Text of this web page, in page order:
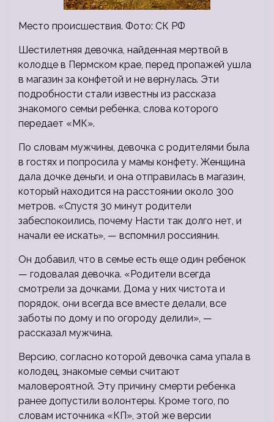
Место происшествия. Фото: СК РФ
Шестилетняя девочка, найденная мертвой в
колодце в Пермском крае, перед пропажей ушла
в магазин за конфетой и не вернулась. Эти
подробности стали известны из рассказа
знакомого семьи ребенка, слова которого
передает «МК».
По словам мужчины, девочка с родителями была
в гостях и попросила у мамы конфету. Женщина
дала дочке деньги, и она отправилась в магазин,
который находится на расстоянии около 300
метров. «Спустя 30 минут родители
забеспокоились, почему Насти так долго нет, и
начали ее искать», — вспомнил россиянин.
Он добавил, что в семье есть еще один ребенок
— годовалая девочка. «Родители всегда
смотрели за дочками. Дома у них чистота и
порядок, они всегда все вместе делали, все
заботы по дому и по огороду делили», —
рассказал мужчина.
Версию, согласно которой девочка сама упала в
колодец, знакомые семьи считают
маловероятной. Эту причину смерти ребенка
ранее допустили волонтеры. Кроме того, по
словам источника «КП», этой же версии